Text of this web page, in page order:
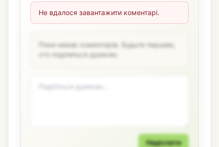
Не вдалося завантажити коментарі.
Поки немає коментарів. Будьте першим,
хто поділиться думкою.
Надіслати